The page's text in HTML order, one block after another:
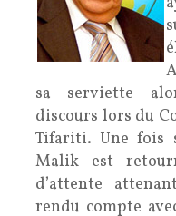
sa serviette
discours lors du
Tifariti. Une fois
Malik est
d’attente
rendu compte